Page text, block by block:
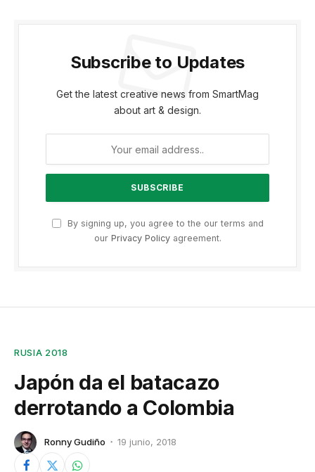
Subscribe to Updates
Get the latest creative news from SmartMag
about art & design.
By signing up, you agree to the our terms and
our Privacy Policyagreement.
RUSIA 2018
Japón da el batacazo
derrotando a Colombia
Ronny Gudiño 19 junio, 2018